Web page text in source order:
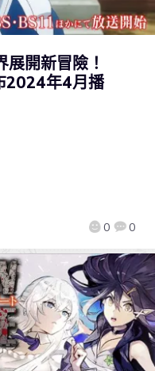
開新冒險！
2024年4月播
0 0